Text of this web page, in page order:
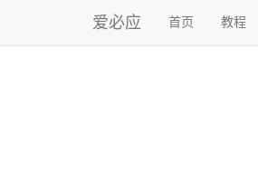
爱必应 首页 教程